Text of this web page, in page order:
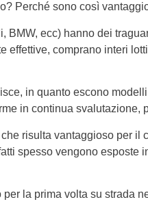
Perché sono così
BMW, ecc) hanno dei
effettive, comprano interi
in quanto escono
in continua svalutazione,
risulta vantaggioso per
spesso vengono
la prima volta su strada